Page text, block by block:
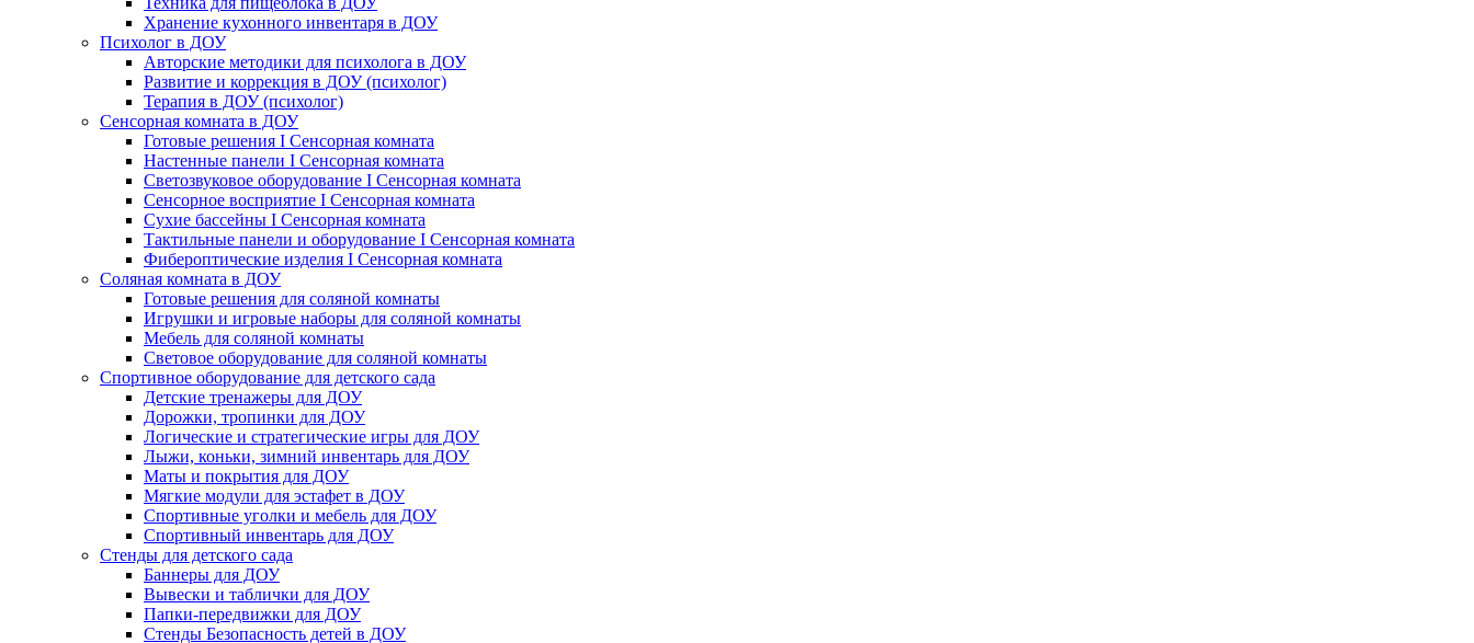
Хранение кухонного инвентаря в ДОУ
Психолог в ДОУ
Авторские методики для психолога в ДОУ
Развитие и коррекция в ДОУ (психолог)
Терапия в ДОУ (психолог)
Сенсорная комната в ДОУ
Готовые решения I Сенсорная комната
Настенные панели I Сенсорная комната
Светозвуковое оборудование I Сенсорная комната
Сенсорное восприятие I Сенсорная комната
Сухие бассейны I Сенсорная комната
Тактильные панели и оборудование I Сенсорная комната
Фибероптические изделия I Сенсорная комната
Соляная комната в ДОУ
Готовые решения для соляной комнаты
Игрушки и игровые наборы для соляной комнаты
Мебель для соляной комнаты
Световое оборудование для соляной комнаты
Спортивное оборудование для детского сада
Детские тренажеры для ДОУ
Дорожки, тропинки для ДОУ
Логические и стратегические игры для ДОУ
Лыжи, коньки, зимний инвентарь для ДОУ
Маты и покрытия для ДОУ
Мягкие модули для эстафет в ДОУ
Спортивные уголки и мебель для ДОУ
Спортивный инвентарь для ДОУ
Стенды для детского сада
Баннеры для ДОУ
Вывески и таблички для ДОУ
Папки-передвижки для ДОУ
Стенды Безопасность детей в ДОУ